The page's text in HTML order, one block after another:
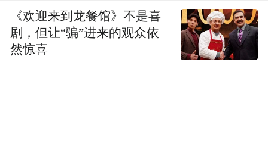
《欢迎来到龙餐馆》不是喜
剧，但让“骗”进来的观众依
然惊喜